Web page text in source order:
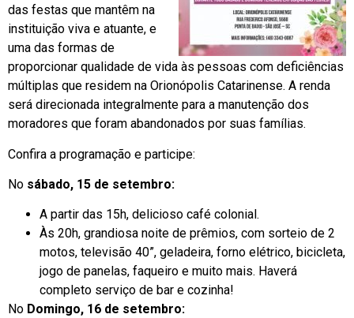
das festas que mantêm na
instituição viva e atuante, e
uma das formas de
proporcionar qualidade de vida às pessoas com deficiências
múltiplas que residem na Orionópolis Catarinense. A renda
será direcionada integralmente para a manutenção dos
moradores que foram abandonados por suas famílias.
Confira a programação e participe:
No sábado, 15 de setembro:
A partir das 15h, delicioso café colonial.
Às 20h, grandiosa noite de prêmios, com sorteio de 2
motos, televisão 40”, geladeira, forno elétrico, bicicleta,
jogo de panelas, faqueiro e muito mais. Haverá
completo serviço de bar e cozinha!
No Domingo, 16 de setembro: